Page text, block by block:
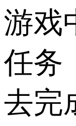
游戏
任务
去完